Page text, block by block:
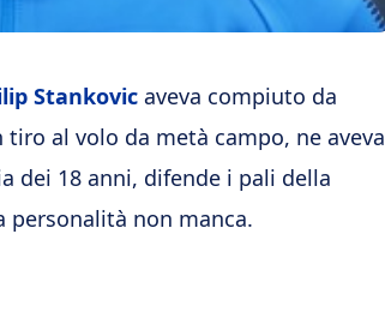
Stankovic aveva compiuto da
al volo da metà campo, ne aveva
dei 18 anni, difende i pali della
personalità non manca.